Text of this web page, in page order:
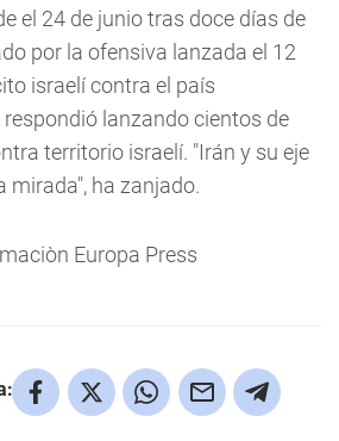
el 24 de junio tras doce días de
por la ofensiva lanzada el 12
israelí contra el país
lanzando cientos de
territorio israelí. "Irán y su eje
mirada", ha zanjado.
Europa Press